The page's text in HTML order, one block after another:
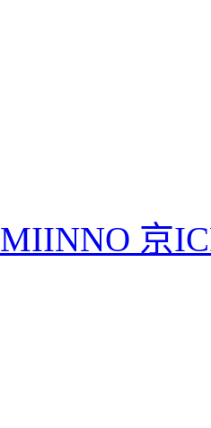
MIINNO 京